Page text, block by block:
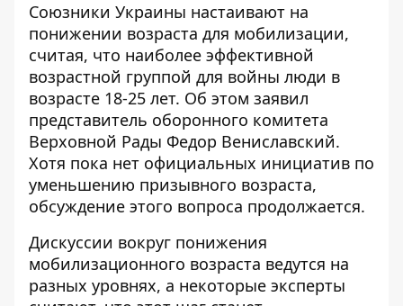
Союзники Украины настаивают на
понижении возраста для мобилизации,
считая, что наиболее эффективной
возрастной группой для войны люди в
возрасте 18-25 лет. Об этом заявил
представитель оборонного комитета
Верховной Рады Федор Вениславский.
Хотя пока нет официальных инициатив по
уменьшению призывного возраста,
обсуждение этого вопроса продолжается.
Дискуссии вокруг понижения
мобилизационного возраста ведутся на
разных уровнях, а некоторые эксперты